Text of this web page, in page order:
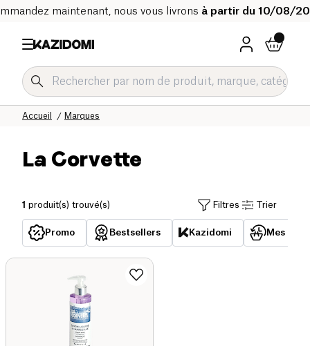
maintenant, nous vous livrons à partir du 10/08/
Marques
Accueil
La Corvette
1 produit(s) trouvé(s) Filtres Trier
Promo Bestsellers Kazidomi Mes